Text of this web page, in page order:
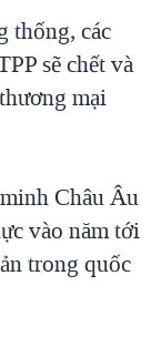
thống, các
sẽ chết và
mại
Châu Âu
vào năm tới
trong quốc